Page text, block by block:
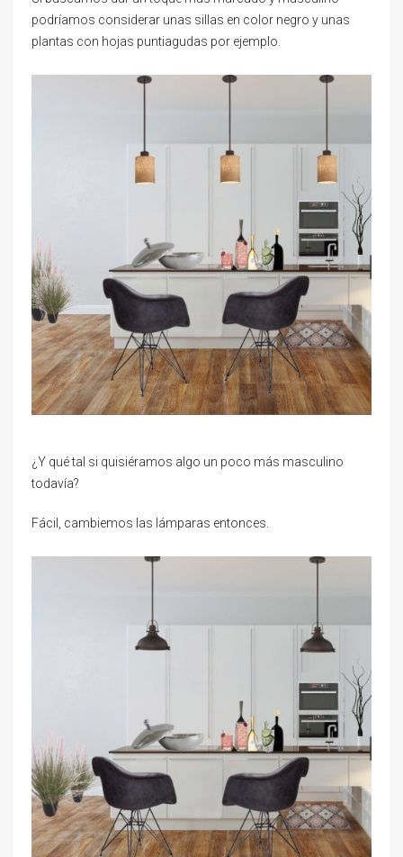
podríamos considerar unas sillas en color negro y unas
plantas con hojas puntiagudas por ejemplo.
¿Y qué tal si quisiéramos algo un poco más masculino
todavía?
Fácil, cambiemos las lámparas entonces.